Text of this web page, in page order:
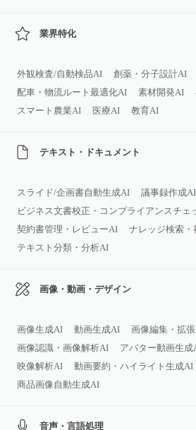
業界特化
外観検査/自動検品AI
創薬・分子設計AI
配車・物流ルート最適化AI
素材開発AI
スマート農業AI
医療AI 教育AI
テキスト・ドキュメント
スライド/企画書自動生成AI 議事録作成AI
ビジネス文書校正・コンプライアンスチェ
契約書管理・レビューAI
ナレッジ検索・
テキスト分類・分析AI
画像・動画・デザイン
画像生成AI 動画生成AI
画像編集・拡
画像認識・画像解析AI
アバター動画生成
映像解析AI
動画要約・ハイライト生成AI
商品画像自動生成AI
音声・言語処理